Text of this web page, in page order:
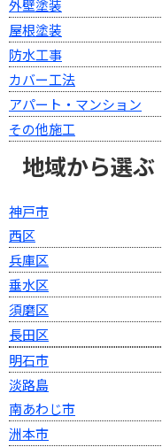
外壁塗装
屋根塗装
防水工事
カバー工法
アパート・マンション
その他施工
地域から選ぶ
神戸市
西区
兵庫区
垂水区
須磨区
長田区
明石市
淡路島
南あわじ市
洲本市